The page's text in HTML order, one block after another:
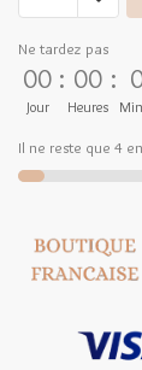
Ne tardez pas
00
Jour
: 00
Heures
:
Il ne reste que 4